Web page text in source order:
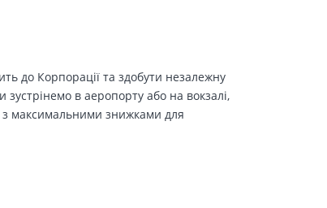
до Корпорації та здобути незалежну
зустрінемо в аеропорту або на вокзалі,
з максимальними знижками для